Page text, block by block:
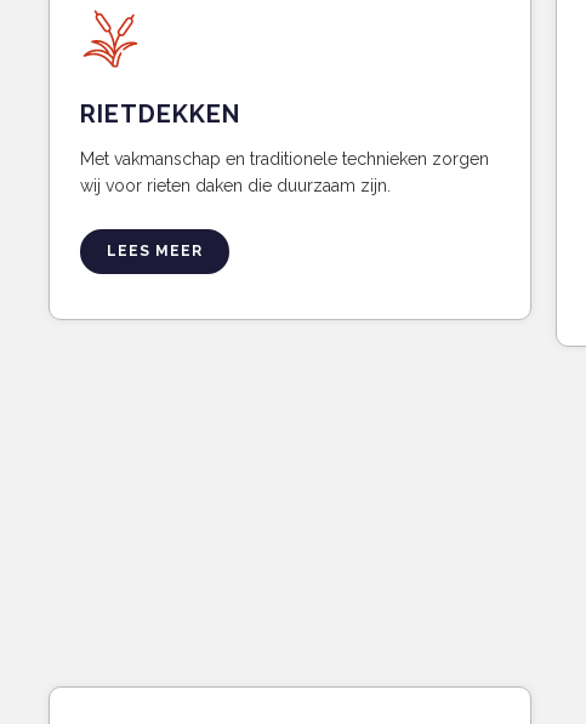
RIETDEKKEN
Met vakmanschap en traditionele technieken zorgen
wij voor rieten daken die duurzaam zijn.
LEES MEER